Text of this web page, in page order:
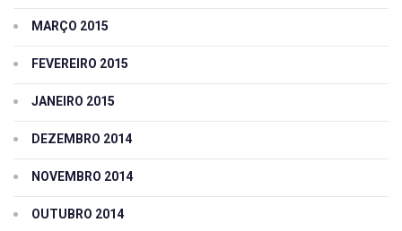
MARÇO 2015
FEVEREIRO 2015
JANEIRO 2015
DEZEMBRO 2014
NOVEMBRO 2014
OUTUBRO 2014